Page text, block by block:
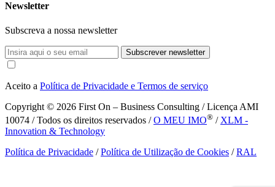
Newsletter
Subscreva a nossa newsletter
Subscrever newsletter
Aceito a Política de Privacidade e Termos de serviço
Copyright © 2026 First On – Business Consulting / Licença AMI
10074 / Todos os direitos reservados /O MEU IMO® / XLM -
Innovation & Technology
Política de Privacidade /Política de Utilização de Cookies /RAL